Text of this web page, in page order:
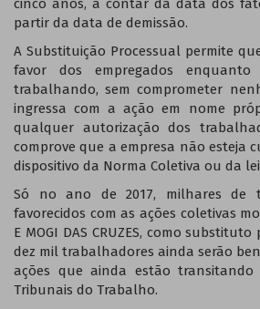
cinco anos, a contar da data dos
partir da data de demissão.
A Substituição Processual permite
favor dos empregados
trabalhando, sem comprometer
ingressa com a ação em nome
qualquer autorização dos
comprove que a empresa não esteja
dispositivo da Norma Coletiva ou da
Só no ano de 2017, milhares de
favorecidos com as ações coletivas
E MOGI DAS CRUZES, como
dez mil trabalhadores ainda serão
ações que ainda estão transitando
Tribunais do Trabalho.